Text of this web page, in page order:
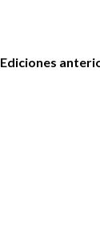
Ediciones